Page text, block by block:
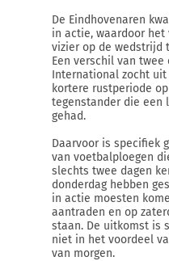
De Eindhovenaren
in actie, waardoor
vizier op de wedstrijd
Een verschil van
International zocht
kortere rustperiode
tegenstander die een
gehad.
Daarvoor is specifiek
van voetbalploegen
slechts twee dagen
donderdag hebben
in actie moesten
aantraden en op
staan. De uitkomst is
niet in het voordeel
van morgen.